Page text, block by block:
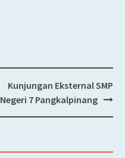
Kunjungan Eksternal SMP
Negeri 7 Pangkalpinang